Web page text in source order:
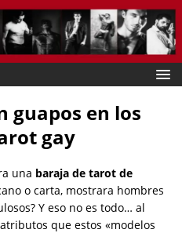
guapos en los
gay
una baraja de tarot de
o carta, mostrara hombres
Y eso no es todo… al
que estos «modelos